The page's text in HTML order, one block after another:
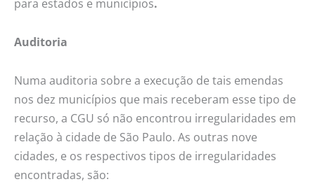
para estados e municípios.
Auditoria
Numa auditoria sobre a execução de tais emendas
nos dez municípios que mais receberam esse tipo de
recurso, a CGU só não encontrou irregularidades em
relação à cidade de São Paulo. As outras nove
cidades, e os respectivos tipos de irregularidades
encontradas, são: